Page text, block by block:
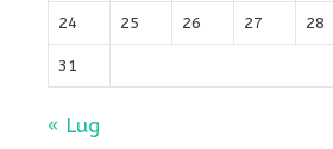
24 25 26 27 28
31
« Lug